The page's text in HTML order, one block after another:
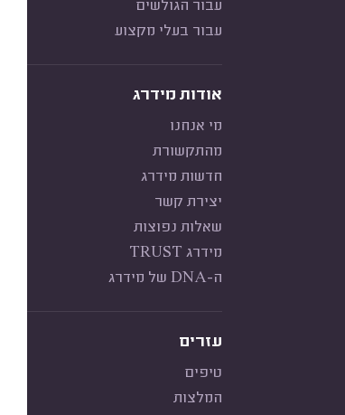
עבור הגולשים
עבור בעלי מקצוע
אודות מידרג
מי אנחנו
מהתקשורת
חדשות מידרג
יצירת קשר
שאלות נפוצות
מידרג TRUST
ה-DNA של מידרג
עזרים
טיפים
המלצות